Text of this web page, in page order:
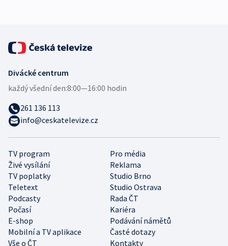
TV program
Pro média
Živé vysílání
Reklama
TV poplatky
Studio Brno
Teletext
Studio Ostrava
Podcasty
Rada ČT
Počasí
Kariéra
E-shop
Podávání námětů
Mobilní a TV aplikace
Časté dotazy
Vše o ČT
Kontakty
Divácké centrum
každý všední den:8:00—16:00 hodin
261 136 113
info@ceskatelevize.cz